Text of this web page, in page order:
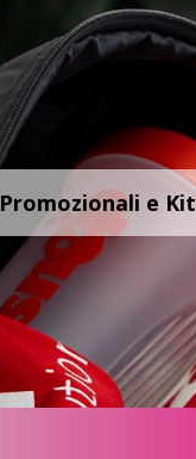
Promozionali e Kit